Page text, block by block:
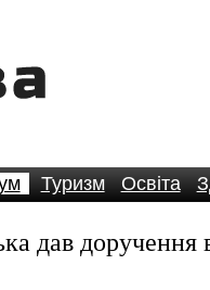
Туризм Освіта
дав доручення